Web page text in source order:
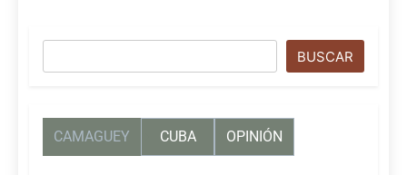
BUSCAR
CAMAGUEY CUBA OPINIÓN